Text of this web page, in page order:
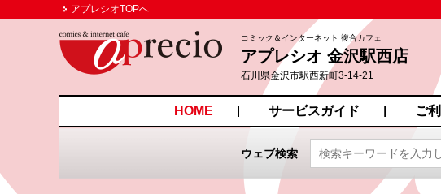
アプレシオTOPへ
コミック＆インターネット 複合カフェ
アプレシオ 金沢駅西店
石川県金沢市駅西新町3-14-21
HOME サービスガイド ご
ウェブ検索